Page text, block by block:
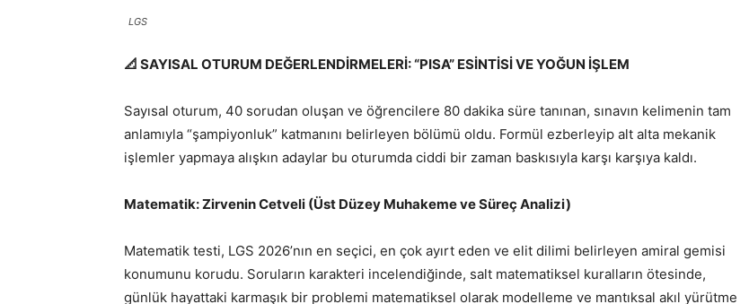
LGS
📐 SAYISAL OTURUM DEĞERLENDİRMELERİ: “PISA” ESİNTİSİ VE YOĞUN İŞLEM
Sayısal oturum, 40 sorudan oluşan ve öğrencilere 80 dakika süre tanınan, sınavın kelimenin tam
anlamıyla “şampiyonluk” katmanını belirleyen bölümü oldu. Formül ezberleyip alt alta mekanik
işlemler yapmaya alışkın adaylar bu oturumda ciddi bir zaman baskısıyla karşı karşıya kaldı.
Matematik: Zirvenin Cetveli (Üst Düzey Muhakeme ve Süreç Analizi)
Matematik testi, LGS 2026’nın en seçici, en çok ayırt eden ve elit dilimi belirleyen amiral gemisi
konumunu korudu. Soruların karakteri incelendiğinde, salt matematiksel kuralların ötesinde,
günlük hayattaki karmaşık bir problemi matematiksel olarak modelleme ve mantıksal akıl yürütme